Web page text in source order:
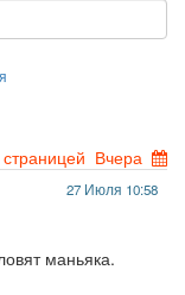
Вчера
27 Июля 10:58
маньяка.